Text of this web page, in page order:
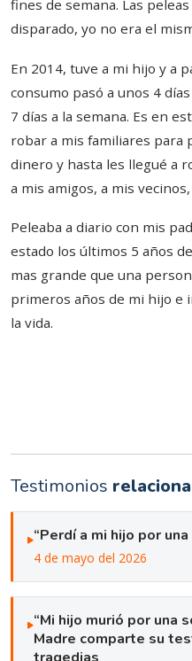
fines de semana. Las
disparado, yo no era el
En 2014, tuve a mi hijo y a
consumo pasó a unos 4
7 días a la semana. Es en
robar a mis familiares para
dinero y hasta les llegué a
a mis amigos, a mis vecinos,
Peleaba a diario con mis
estado los últimos 5 años
mas grande que una
primeros años de mi hijo e
la vida.
Testimonios
“Perdí a mi hijo por
4 de mayo del 2026
“Mi hijo murió por una
Madre comparte su